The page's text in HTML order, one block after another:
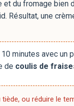
du fromage bien
Résultat, une
minutes avec un
de coulis de
ou réduire le